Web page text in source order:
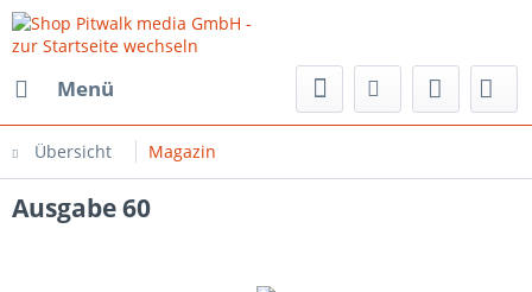
Menü
Übersicht Magazin
Ausgabe 60